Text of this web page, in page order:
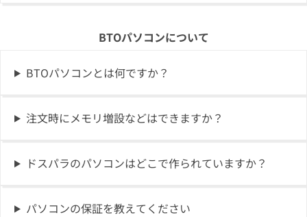
BTOパソコンについて
BTOパソコンとは何ですか？
注文時にメモリ増設などはできますか？
ドスパラのパソコンはどこで作られていますか？
パソコンの保証を教えてください